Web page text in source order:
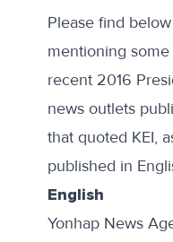
Please find
mentioning some
recent 2016
news outlets
that quoted KEI,
published in
English
Yonhap News